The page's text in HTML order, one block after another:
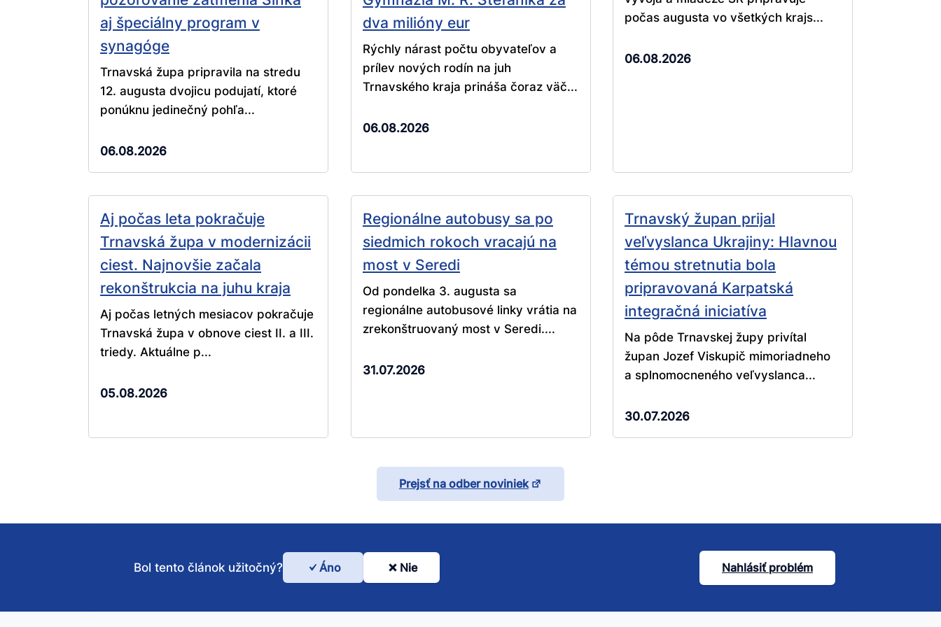
aj špeciálny program v
synagóge
Trnavská župa pripravila na stredu
12. augusta dvojicu podujatí, ktoré
ponúknu jedinečný pohľa...
06.08.2026
dva milióny eur
Rýchly nárast počtu obyvateľov a
prílev nových rodín na juh
Trnavského kraja prináša čoraz väč...
06.08.2026
počas augusta vo všetkých krajs...
06.08.2026
Aj počas leta pokračuje
Trnavská župa v modernizácii
ciest. Najnovšie začala
rekonštrukcia na juhu kraja
Aj počas letných mesiacov pokračuje
Trnavská župa v obnove ciest II. a III.
triedy. Aktuálne p...
05.08.2026
Regionálne autobusy sa po
siedmich rokoch vracajú na
most v Seredi
Od pondelka 3. augusta sa
regionálne autobusové linky vrátia na
zrekonštruovaný most v Seredi....
31.07.2026
Trnavský župan prijal
veľvyslanca Ukrajiny: Hlavnou
témou stretnutia bola
pripravovaná Karpatská
integračná iniciatíva
Na pôde Trnavskej župy privítal
župan Jozef Viskupič mimoriadneho
a splnomocneného veľvyslanca...
30.07.2026
Prejsť na odber noviniek
Bol
tento
Bol tento článok užitočný? Áno Nie Nahlásiť problém